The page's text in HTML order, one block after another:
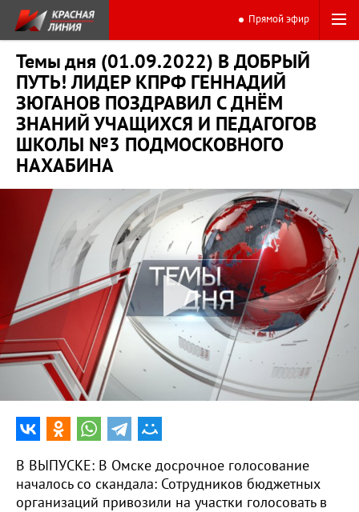
Прямой эфир
Темы дня (01.09.2022) В ДОБРЫЙ
ПУТЬ! ЛИДЕР КПРФ ГЕННАДИЙ
ЗЮГАНОВ ПОЗДРАВИЛ С ДНЁМ
ЗНАНИЙ УЧАЩИХСЯ И ПЕДАГОГОВ
ШКОЛЫ №3 ПОДМОСКОВНОГО
НАХАБИНА
0:00
В ВЫПУСКЕ: В Омске досрочное голосование
началось со скандала: Сотрудников бюджетных
организаций привозили на участки голосовать в